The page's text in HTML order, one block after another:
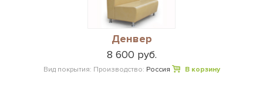
Денвер
8 600 руб.
Вид покрытия: Производство: Россия В корзину